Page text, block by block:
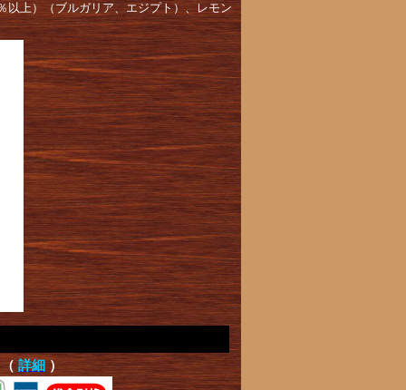
以上）（ブルガリア、エジプト）、レモン
詳細 ）